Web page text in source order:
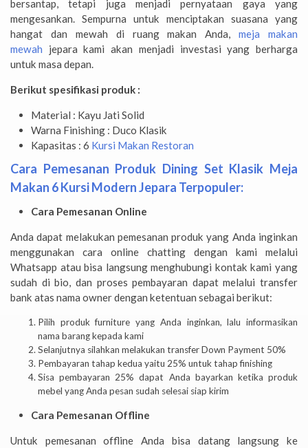
bersantap, tetapi juga menjadi pernyataan gaya yang
mengesankan. Sempurna untuk menciptakan suasana yang
hangat dan mewah di ruang makan Anda,meja makan
mewah jepara kami akan menjadi investasi yang berharga
untuk masa depan.
Berikut spesifikasi produk :
Material : Kayu Jati Solid
Warna Finishing : Duco Klasik
Kapasitas : 6 Kursi Makan Restoran
Cara Pemesanan Produk Dining Set Klasik Meja
Makan 6 Kursi Modern Jepara Terpopuler:
Cara Pemesanan Online
Anda dapat melakukan pemesanan produk yang Anda inginkan
menggunakan cara online chatting dengan kami melalui
Whatsapp atau bisa langsung menghubungi kontak kami yang
sudah di bio, dan proses pembayaran dapat melalui transfer
bank atas nama owner dengan ketentuan sebagai berikut:
Pilih produk furniture yang Anda inginkan, lalu informasikan
nama barang kepada kami
Selanjutnya silahkan melakukan transfer Down Payment 50%
Pembayaran tahap kedua yaitu 25% untuk tahap finishing
Sisa pembayaran 25% dapat Anda bayarkan ketika produk
mebel yang Anda pesan sudah selesai siap kirim
Cara Pemesanan Offline
Untuk pemesanan offline Anda bisa datang langsung ke